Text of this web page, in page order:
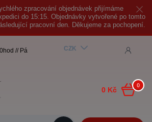
zpracování objednávek přijímáme
do 15:15. Objednávky vytvořené po tomto
pracovní den. Děkujeme za pochopení.
CZK
// Pá
0
0 Kč